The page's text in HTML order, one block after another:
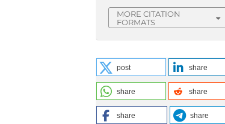
MORE CITATION
FORMATS
post share
share share
share share